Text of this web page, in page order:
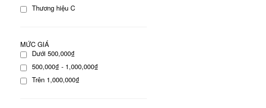
Thương hiệu C
MỨC GIÁ
Dưới 500,000₫
500,000₫ - 1,000,000₫
Trên 1,000,000₫